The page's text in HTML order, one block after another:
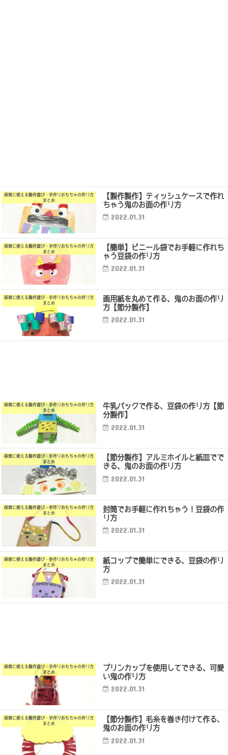
保育に使える製作遊び・手作りおもちゃの作り方
まとめ
【製作製作】ティッシュケースで作れ
ちゃう鬼のお面の作り方
2022.01.31
保育に使える製作遊び・手作りおもちゃの作り方
まとめ
【簡単】ビニール袋でお手軽に作れち
ゃう豆袋の作り方
2022.01.31
保育に使える製作遊び・手作りおもちゃの作り方
まとめ
画用紙を丸めて作る、鬼のお面の作り
方【節分製作】
2022.01.31
保育に使える製作遊び・手作りおもちゃの作り方
まとめ
牛乳パックで作る、豆袋の作り方【節
分製作】
2022.01.31
保育に使える製作遊び・手作りおもちゃの作り方
まとめ
【節分製作】アルミホイルと紙皿でで
きる、鬼のお面の作り方
2022.01.31
保育に使える製作遊び・手作りおもちゃの作り方
まとめ
封筒でお手軽に作れちゃう！豆袋の作
り方
2022.01.31
保育に使える製作遊び・手作りおもちゃの作り方
まとめ
紙コップで簡単にできる、豆袋の作り
方
2022.01.31
保育に使える製作遊び・手作りおもちゃの作り方
まとめ
プリンカップを使用してできる、可愛
い鬼の作り方
2022.01.31
保育に使える製作遊び・手作りおもちゃの作り方
まとめ
【節分製作】毛糸を巻き付けて作る、
鬼のお面の作り方
2022.01.31